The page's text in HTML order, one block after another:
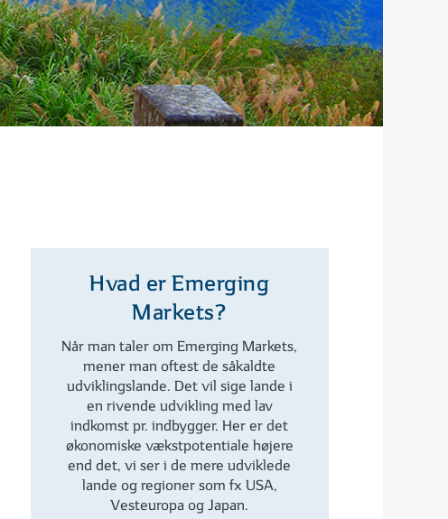
Hvad er Emerging
Markets?
Når man taler om Emerging Markets,
mener man oftest de såkaldte
udviklingslande. Det vil sige lande i
en rivende udvikling med lav
indkomst pr. indbygger. Her er det
økonomiske vækstpotentiale højere
end det, vi ser i de mere udviklede
lande og regioner som fx USA,
Vesteuropa og Japan.